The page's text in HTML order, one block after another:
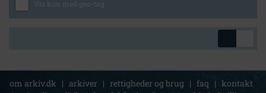
Vis kun med geo-tag
om arkiv.dk | arkiver | rettigheder og brug | faq | kontakt